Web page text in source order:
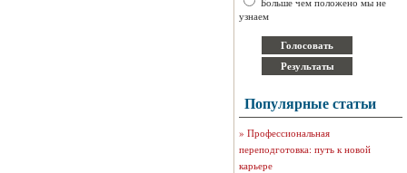
узнаем
Популярные статьи
» Профессиональная
переподготовка: путь к новой
карьере